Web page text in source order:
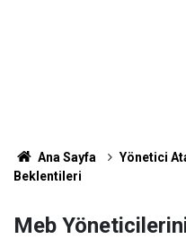
Ana Sayfa Yönetici
Beklentileri
Meb